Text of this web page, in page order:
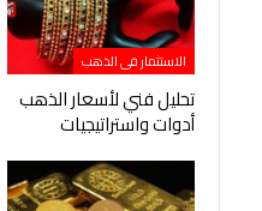
الاستثمار فى الذهب
تحليل فني لأسعار الذهب
أدوات واستراتيجيات